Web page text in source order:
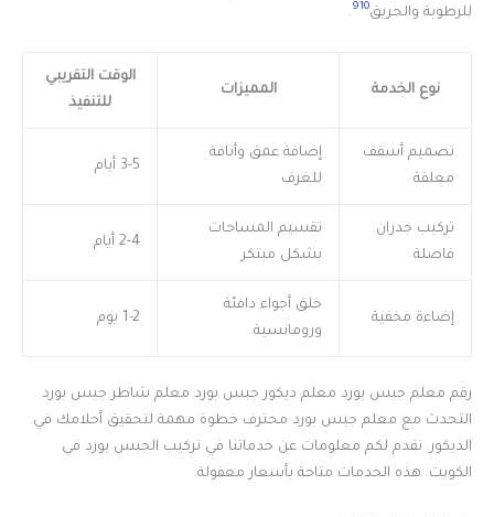
للرطوبة والحريق
910
.
نوع الخدمة المميزات
الوقت التقريبي
للتنفيذ
تصميم أسقف
معلقة
إضافة عمق وأناقة
للغرف
3-5 أيام
تركيب جدران
فاصلة
تقسيم المساحات
بشكل مبتكر
2-4 أيام
إضاءة مخفية
خلق أجواء دافئة
ورومانسية
1-2 يوم
رقم معلم جبس بورد معلم ديكور جبس بورد معلم شاطر جبس بورد
التحدث مع معلم جبس بورد محترف خطوة مهمة لتحقيق أحلامك في
الديكور. نقدم لكم معلومات عن خدماتنا في تركيب الجبس بورد في
الكويت. هذه الخدمات متاحة بأسعار معقولة.